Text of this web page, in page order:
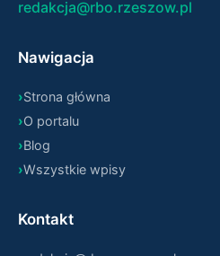
redakcja@rbo.rzeszow.pl
Nawigacja
Strona główna
O portalu
Blog
Wszystkie wpisy
Kontakt